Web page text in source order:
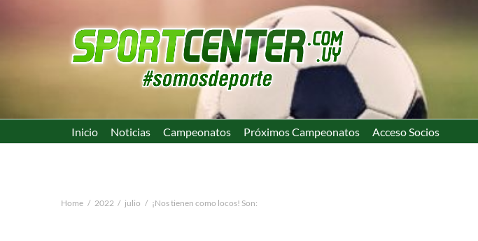
Inicio Noticias Campeonatos Próximos Campeonatos Acceso Socios
Home 2022 julio ¡Nos tienen como locos! Son: